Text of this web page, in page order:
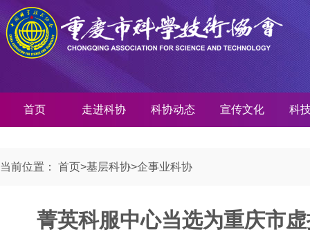
首页 走进科协 科协动态 宣传文化 科
当前位置： 首页>基层科协>企事业科协
菁英科服中心当选为重庆市